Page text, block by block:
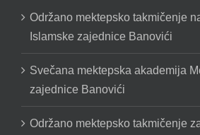
Održano mektepsko takmičenje
Islamske zajednice Banovići
Svečana mektepska akademija
zajednice Banovići
Održano mektepsko takmičenje